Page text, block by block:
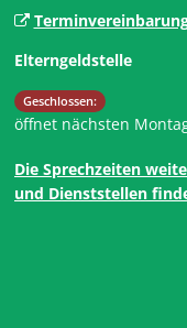
Elterngeldstelle
Klicken, um weitere
Geschlossen:
öffnet nächsten
Die Sprechzeiten
und Dienststellen